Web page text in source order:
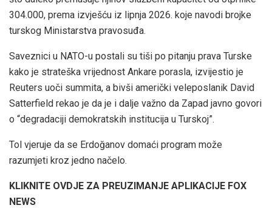
304.000, prema izvješću iz lipnja 2026. koje navodi brojke
turskog Ministarstva pravosuđa.
Saveznici u NATO-u postali su tiši po pitanju prava Turske
kako je strateška vrijednost Ankare porasla, izvijestio je
Reuters uoči summita, a bivši američki veleposlanik David
Satterfield rekao je da je i dalje važno da Zapad javno govori
o “degradaciji demokratskih institucija u Turskoj”.
Tol vjeruje da se Erdoğanov domaći program može
razumjeti kroz jedno načelo.
KLIKNITE OVDJE ZA PREUZIMANJE APLIKACIJE FOX
NEWS